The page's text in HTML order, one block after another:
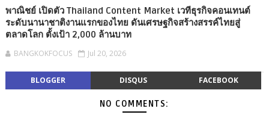
พาณิชย์ เปิดตัว Thailand Content Market เวทีธุรกิจคอนเทนต์
ระดับนานาชาติงานแรกของไทย ดันเศรษฐกิจสร้างสรรค์ไทยสู่
ตลาดโลก ตั้งเป้า 2,000 ล้านบาท
BANGKOKFOCUS Jul 20, 2026
BLOGGER DISQUS FACEBOOK
NO COMMENTS: